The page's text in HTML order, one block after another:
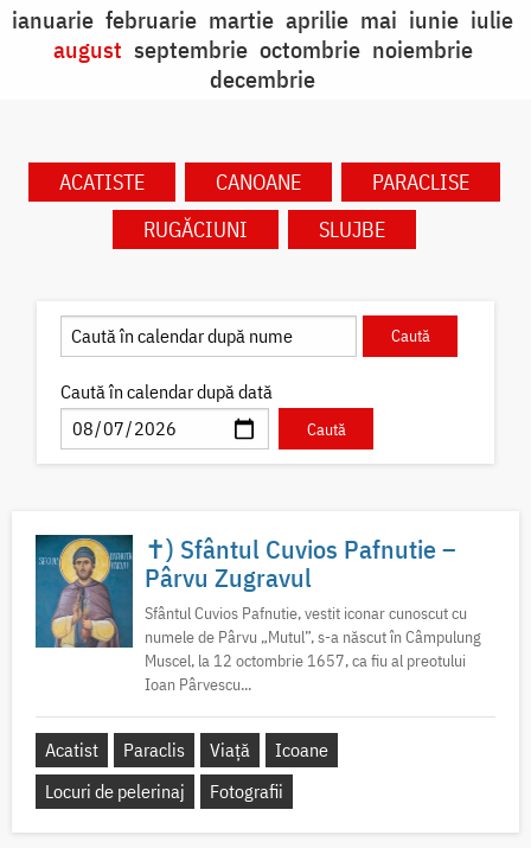
ianuarie februarie martie aprilie mai iunie iulie
august septembrie octombrie noiembrie
decembrie
ACATISTE CANOANE
PARACLISE
RUGĂCIUNI
SLUJBE
Caută în calendar după dată
✝) Sfântul Cuvios Pafnutie –
Pârvu Zugravul
Sfântul Cuvios Pafnutie, vestit iconar cunoscut cu
numele de Pârvu „Mutul”, s-a născut în Câmpulung
Muscel, la 12 octombrie 1657, ca fiu al preotului
Ioan Pârvescu...
Acatist Paraclis Viață
Icoane
Locuri de pelerinaj
Fotografii